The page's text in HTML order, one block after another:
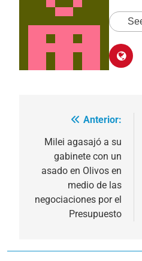
Navegación
de
entradas
Anterior:
Milei agasajó a su
gabinete con un
asado en Olivos en
medio de las
negociaciones por el
Presupuesto